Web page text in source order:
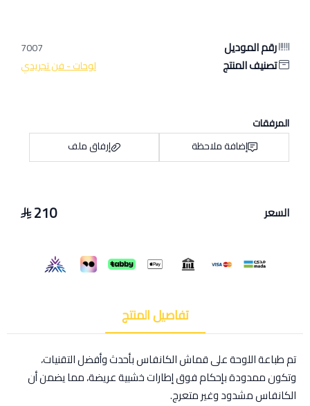
رقم الموديل 7007
تصنيف المنتج لوحات - فن تجريدي
المرفقات
إضافة ملاحظة
إرفاق ملف
السعر 210
تفاصيل المنتج
تم طباعة اللوحة على قماش الكانفاس بأحدث وأفضل التقنيات،
وتكون ممدودة بإحكام فوق إطارات خشبية عريضة، مما يضمن أن
الكانفاس مشدود وغير متعرج.